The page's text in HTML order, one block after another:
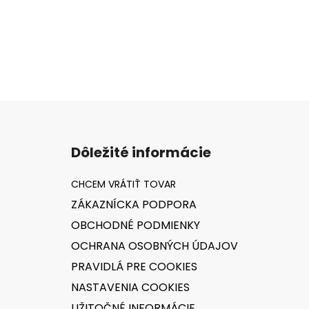
Dôležité informácie
ZÁKAZNÍCKA PODPORA
OBCHODNÉ PODMIENKY
OCHRANA OSOBNÝCH ÚDAJOV
PRAVIDLÁ PRE COOKIES
NASTAVENIA COOKIES